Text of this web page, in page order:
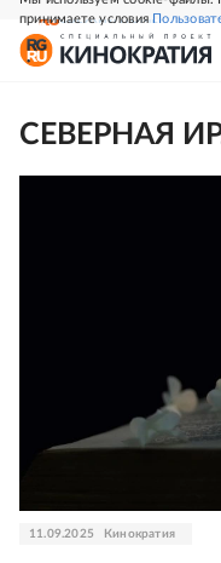
принимаете условия
СВЕЖИЙ НОМЕР
СЕВЕРНАЯ
11.09.2025 Кинократия